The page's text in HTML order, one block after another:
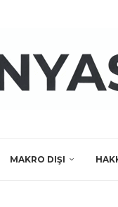
MAKRO DIŞI